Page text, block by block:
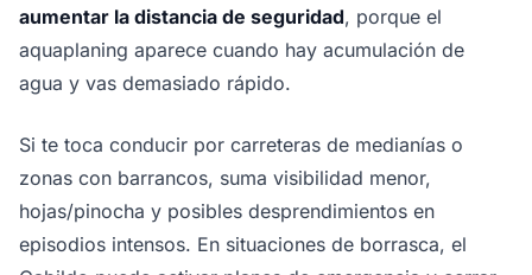
aumentar la distancia de seguridad, porque el
aquaplaning aparece cuando hay acumulación de
agua y vas demasiado rápido.
Si te toca conducir por carreteras de medianías o
zonas con barrancos, suma visibilidad menor,
hojas/pinocha y posibles desprendimientos en
episodios intensos. En situaciones de borrasca, el